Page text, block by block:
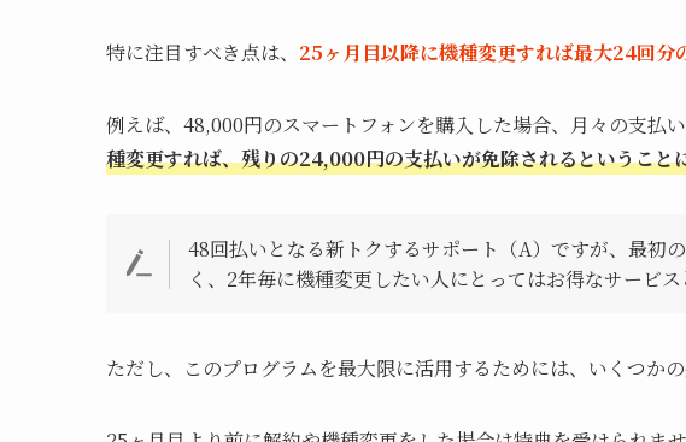
特に注目すべき点は、 25ヶ月目以降に機種変更すれば最大24回分
例えば、48,000円のスマートフォンを購入した場合、月々の支払
種変更すれば、残りの24,000円の支払いが免除されるということ
48回払いとなる新トクするサポート（A）ですが、最初
く、2年毎に機種変更したい人にとってはお得なサービス
ただし、このプログラムを最大限に活用するためには、いくつかの